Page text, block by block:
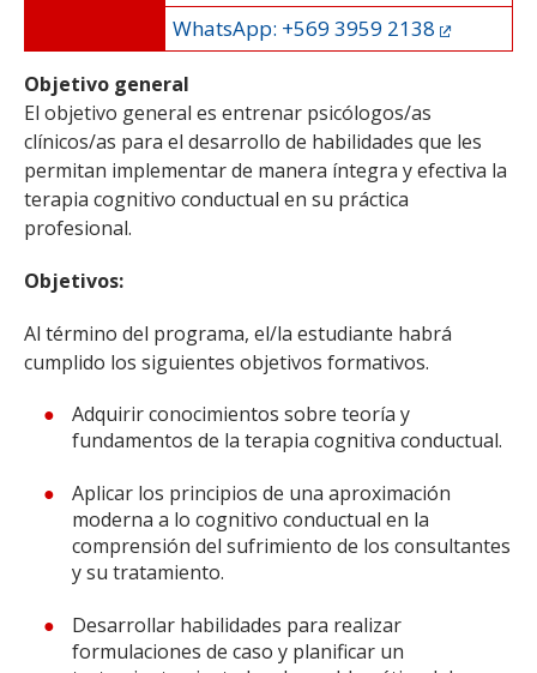
WhatsApp: +569 3959 2138
Objetivo general
El objetivo general es entrenar psicólogos/as
clínicos/as para el desarrollo de habilidades que les
permitan implementar de manera íntegra y efectiva la
terapia cognitivo conductual en su práctica
profesional.
Objetivos:
Al término del programa, el/la estudiante habrá
cumplido los siguientes objetivos formativos.
Adquirir conocimientos sobre teoría y
fundamentos de la terapia cognitiva conductual.
Aplicar los principios de una aproximación
moderna a lo cognitivo conductual en la
comprensión del sufrimiento de los consultantes
y su tratamiento.
Desarrollar habilidades para realizar
formulaciones de caso y planificar un